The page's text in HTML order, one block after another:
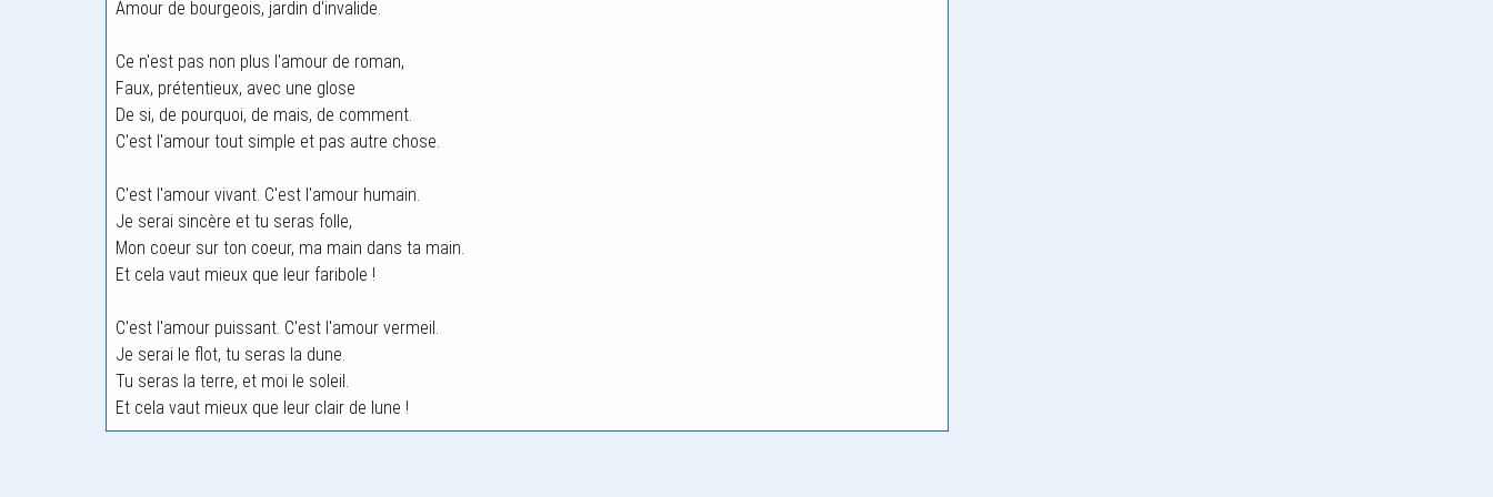
Amour de bourgeois, jardin d'invalide.
Ce n'est pas non plus l'amour de roman,
Faux, prétentieux, avec une glose
De si, de pourquoi, de mais, de comment.
C'est l'amour tout simple et pas autre chose.
C'est l'amour vivant. C'est l'amour humain.
Je serai sincère et tu seras folle,
Mon coeur sur ton coeur, ma main dans ta main.
Et cela vaut mieux que leur faribole !
C'est l'amour puissant. C'est l'amour vermeil.
Je serai le flot, tu seras la dune.
Tu seras la terre, et moi le soleil.
Et cela vaut mieux que leur clair de lune !